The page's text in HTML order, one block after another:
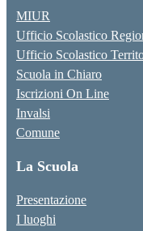
MIUR
Ufficio Scolastico
Ufficio Scolastico
Scuola in Chiaro
Iscrizioni On Line
Invalsi
Comune
La Scuola
Presentazione
I luoghi